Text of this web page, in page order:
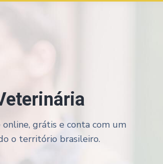
grátis e conta com um
o território brasileiro.